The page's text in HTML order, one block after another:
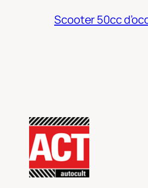
Scooter 50cc